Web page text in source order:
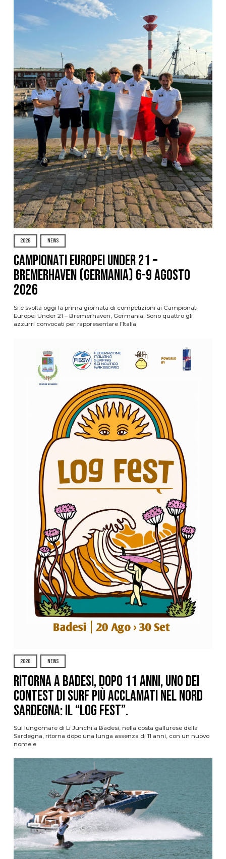
2026 NEWS
Campionati Europei Under 21 –
Bremerhaven (Germania) 6-9 agosto
2026
Si è svolta oggi la prima giornata di competizioni ai Campionati
Europei Under 21 – Bremerhaven, Germania. Sono quattro gli
azzurri convocati per rappresentare l’Italia
2026 NEWS
Ritorna a Badesi, dopo 11 anni, uno dei
contest di surf più acclamati nel nord
Sardegna: il “Log Fest”.
Sul lungomare di Li Junchi a Badesi, nella costa gallurese della
Sardegna, ritorna dopo una lunga assenza di 11 anni, con un nuovo
nome e